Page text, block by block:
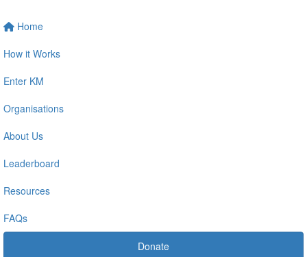
Home
How it Works
Enter KM
Organisations
About Us
Leaderboard
Resources
FAQs
Donate